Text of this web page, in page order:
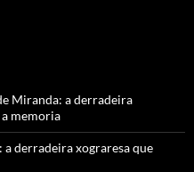
Miranda: a derradeira
a memoria
a derradeira xograresa que